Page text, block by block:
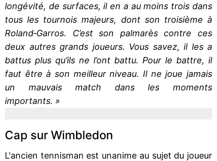
longévité, de surfaces, il en a au moins trois dans
tous les tournois majeurs, dont son troisième à
Roland‐Garros. C’est son palmarès contre ces
deux autres grands joueurs. Vous savez, il les a
battus plus qu’ils ne l’ont battu. Pour le battre, il
faut être à son meilleur niveau. Il ne joue jamais
un mauvais match dans les moments
importants. »
Cap sur Wimbledon
L'ancien tennisman est unanime au sujet du joueur